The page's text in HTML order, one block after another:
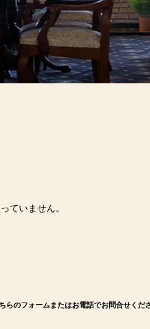
ていません。
らのフォームまたはお電話でお問合せくだ